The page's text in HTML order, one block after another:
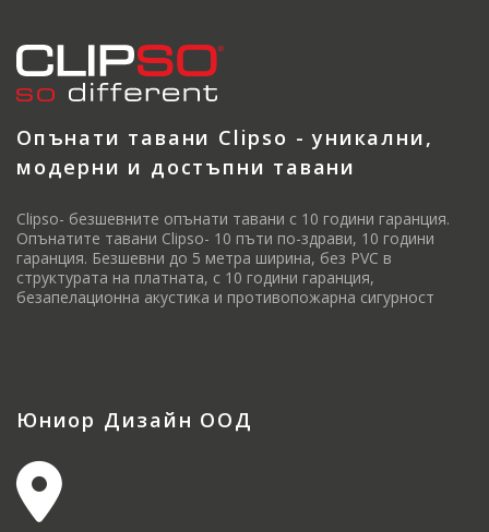
Опънати тавани Clipso - уникални,
модерни и достъпни тавани
Clipso- безшевните опънати тавани с 10 години гаранция.
Опънатите тавани Clipso- 10 пъти по-здрави, 10 години
гаранция. Безшевни до 5 метра ширина, без PVC в
структурата на платната, с 10 години гаранция,
безапелационна акустика и противопожарна сигурност
Юниор Дизайн ООД